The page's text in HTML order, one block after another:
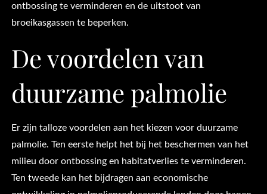
ontbossing te verminderen en de uitstoot van
broeikasgassen te beperken.
De voordelen van
duurzame palmolie
Er zijn talloze voordelen aan het kiezen voor duurzame
palmolie. Ten eerste helpt het bij het beschermen van het
milieu door ontbossing en habitatverlies te verminderen.
Ten tweede kan het bijdragen aan economische